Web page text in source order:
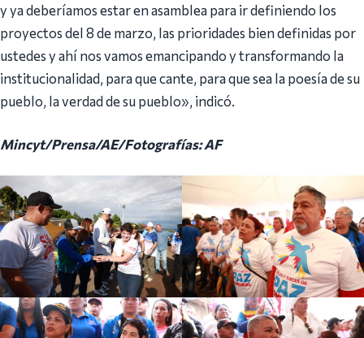
y ya deberíamos estar en asamblea para ir definiendo los
proyectos del 8 de marzo, las prioridades bien definidas por
ustedes y ahí nos vamos emancipando y transformando la
institucionalidad, para que cante, para que sea la poesía de su
pueblo, la verdad de su pueblo», indicó.
Mincyt/Prensa/AE/Fotografías: AF